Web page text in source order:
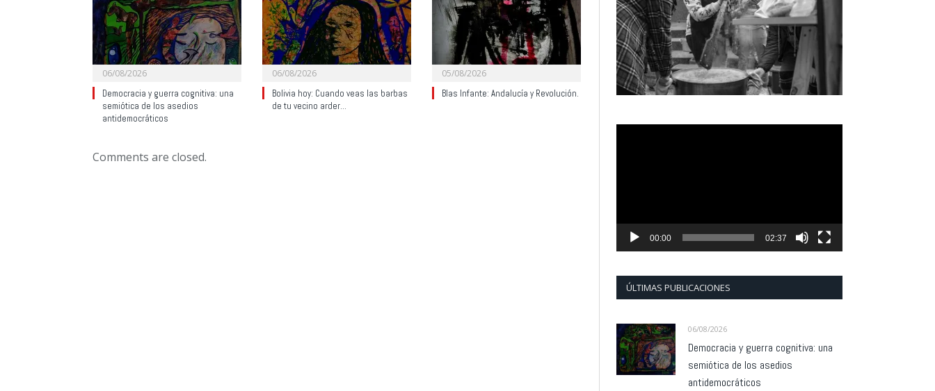
06/08/2026
Democracia y guerra cognitiva: una
semiótica de los asedios
antidemocráticos
06/08/2026
Bolivia hoy: Cuando veas las barbas
de tu vecino arder…
05/08/2026
Blas Infante: Andalucía y Revolución.
Comments are closed.
00:00 02:37
ÚLTIMAS PUBLICACIONES
06/08/2026
Democracia y guerra cognitiva: una
semiótica de los asedios
antidemocráticos